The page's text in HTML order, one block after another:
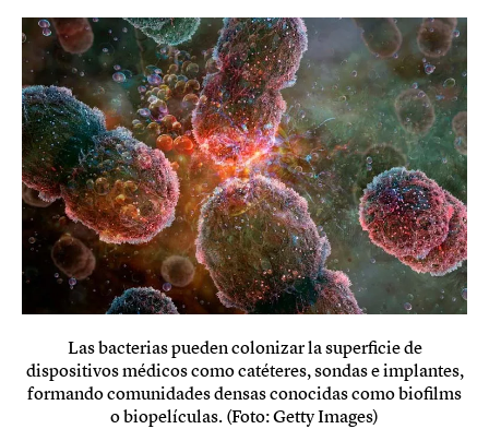
Las bacterias pueden colonizar la superficie de
dispositivos médicos como catéteres, sondas e implantes,
formando comunidades densas conocidas como biofilms
o biopelículas. (Foto: Getty Images)